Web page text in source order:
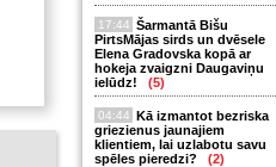
17:44 Šarmantā Bišu
PirtsMājas sirds un dvēsele
Elena Gradovska kopā ar
hokeja zvaigzni Daugaviņu
ielūdz!
(5)
04:44 Kā izmantot bezriska
griezienus jaunajiem
klientiem, lai uzlabotu savu
spēles pieredzi?
(2)